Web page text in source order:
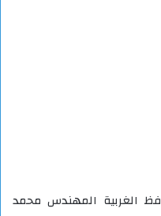
الغربية المهندس محمد